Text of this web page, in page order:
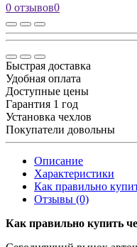
0 отзывов0
Быстрая доставка
Удобная оплата
Доступные цены
Гарантия 1 год
Установка чехлов
Покупатели довольны
Описание
Характеристики
Как правильно
Отзывы (0)
Как правильно купить